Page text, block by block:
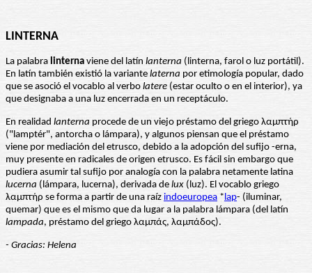
LINTERNA
La palabra linterna viene del latín lanterna (linterna, farol o luz portátil).
En latín también existió la variante laterna por etimología popular, dado
que se asoció el vocablo al verbo latere (estar oculto o en el interior), ya
que designaba a una luz encerrada en un receptáculo.
En realidad lanterna procede de un viejo préstamo del griego λαμπτήρ
("lamptér", antorcha o lámpara), y algunos piensan que el préstamo
viene por mediación del etrusco, debido a la adopción del sufijo -erna,
muy presente en radicales de origen etrusco. Es fácil sin embargo que
pudiera asumir tal sufijo por analogía con la palabra netamente latina
lucerna (lámpara, lucerna), derivada de lux (luz). El vocablo griego
λαμπτήρ se forma a partir de una raíz indoeuropea *lap- (iluminar,
quemar) que es el mismo que da lugar a la palabra lámpara (del latín
lampada, préstamo del griego λαμπάς, λαμπάδος).
- Gracias: Helena